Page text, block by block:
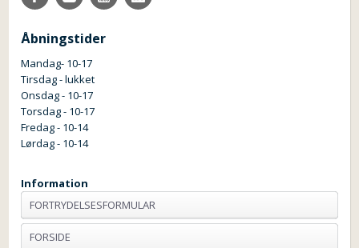
Åbningstider
Mandag- 10-17
Tirsdag - lukket
Onsdag - 10-17
Torsdag - 10-17
Fredag - 10-14
Lørdag - 10-14
Information
FORTRYDELSESFORMULAR
FORSIDE